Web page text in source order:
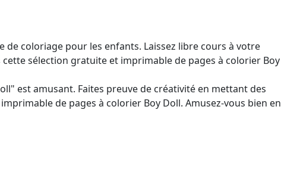
de coloriage pour les enfants. Laissez libre cours à votre
sélection gratuite et imprimable de pages à colorier Boy
est amusant. Faites preuve de créativité en mettant des
de pages à colorier Boy Doll. Amusez-vous bien en